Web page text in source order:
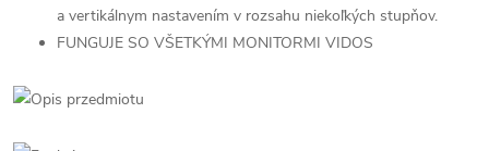
a vertikálnym nastavením v rozsahu niekoľkých stupňov.
FUNGUJE SO VŠETKÝMI MONITORMI VIDOS